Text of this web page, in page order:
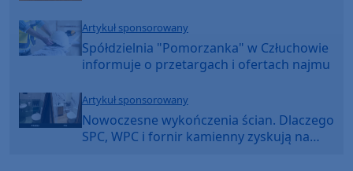
Artykuł sponsorowany
Spółdzielnia "Pomorzanka" w Człuchowie
informuje o przetargach i ofertach najmu
Artykuł sponsorowany
Nowoczesne wykończenia ścian. Dlaczego
SPC, WPC i fornir kamienny zyskują na